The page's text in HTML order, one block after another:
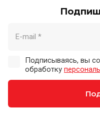
Подписываясь, вы
обработку